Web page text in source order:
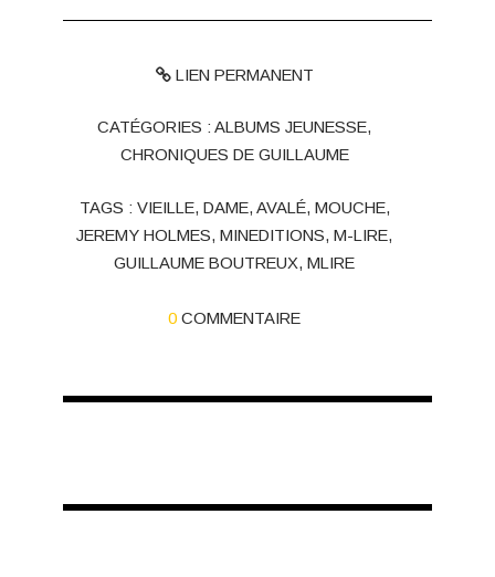
LIEN PERMANENT
CATÉGORIES :ALBUMS JEUNESSE,
CHRONIQUES DE GUILLAUME
TAGS : VIEILLE, DAME, AVALÉ, MOUCHE,
JEREMY HOLMES,MINEDITIONS,M-LIRE,
GUILLAUME BOUTREUX,MLIRE
0 COMMENTAIRE